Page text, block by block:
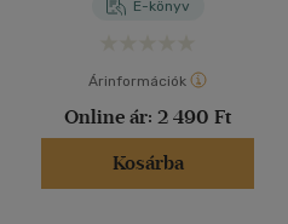
E-könyv
Árinformációk
Online ár: 2 490 Ft
Kosárba